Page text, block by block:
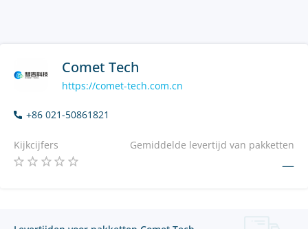
Comet Tech
https://comet-tech.com.cn
+86 021-50861821
Kijkcijfers Gemiddelde levertijd van pakketten
—